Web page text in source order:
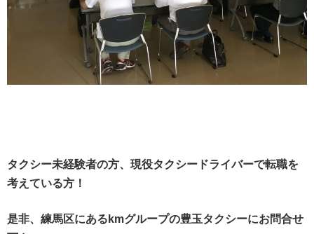
タクシー未経験者の方、現役タクシードライバーで転職を
考えている方！
是非、練馬区にあるkmグループの豊玉タクシーにお問合せ